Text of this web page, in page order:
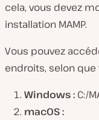
cela, vous devez
installation MAMP.
Vous pouvez
endroits, selon que
Windows : C:/
macOS :